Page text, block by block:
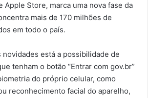
Apple Store, marca uma nova fase da
mais de 170 milhões de
em todo o país.
novidades está a possibilidade de
tenham o botão “Entrar com gov.br”
do próprio celular, como
reconhecimento facial do aparelho,